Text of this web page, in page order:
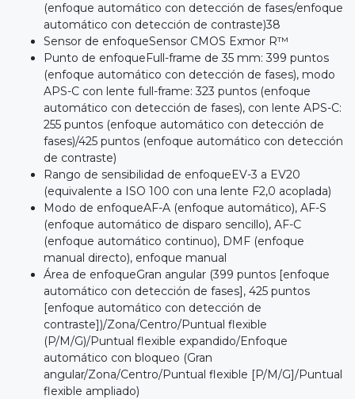
(enfoque automático con detección de fases/enfoque
automático con detección de contraste)38
Sensor de enfoqueSensor CMOS Exmor R™
Punto de enfoqueFull-frame de 35 mm: 399 puntos
(enfoque automático con detección de fases), modo
APS-C con lente full-frame: 323 puntos (enfoque
automático con detección de fases), con lente APS-C:
255 puntos (enfoque automático con detección de
fases)/425 puntos (enfoque automático con detección
de contraste)
Rango de sensibilidad de enfoqueEV-3 a EV20
(equivalente a ISO 100 con una lente F2,0 acoplada)
Modo de enfoqueAF-A (enfoque automático), AF-S
(enfoque automático de disparo sencillo), AF-C
(enfoque automático continuo), DMF (enfoque
manual directo), enfoque manual
Área de enfoqueGran angular (399 puntos [enfoque
automático con detección de fases], 425 puntos
[enfoque automático con detección de
contraste])/Zona/Centro/Puntual flexible
(P/M/G)/Puntual flexible expandido/Enfoque
automático con bloqueo (Gran
angular/Zona/Centro/Puntual flexible [P/M/G]/Puntual
flexible ampliado)